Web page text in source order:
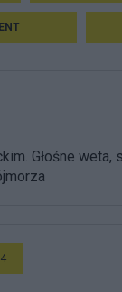
Głośne weta,